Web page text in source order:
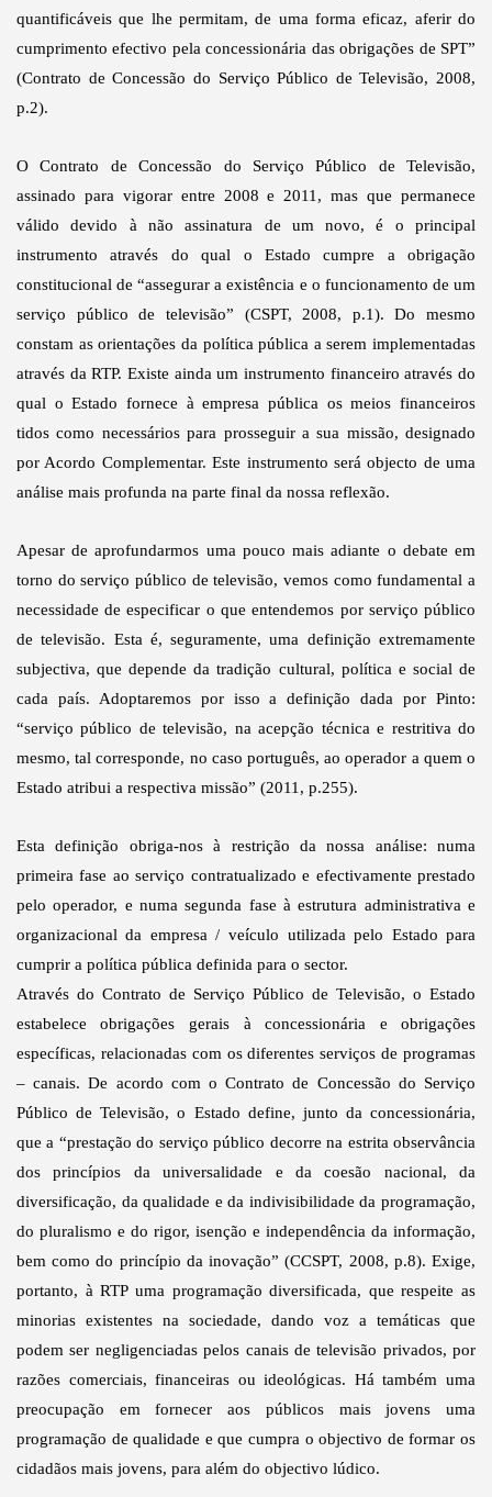
quantificáveis que lhe permitam, de uma forma eficaz, aferir do
cumprimento efectivo pela concessionária das obrigações de SPT”
(Contrato de Concessão do Serviço Público de Televisão, 2008,
p.2).
O Contrato de Concessão do Serviço Público de Televisão,
assinado para vigorar entre 2008 e 2011, mas que permanece
válido devido à não assinatura de um novo, é o principal
instrumento através do qual o Estado cumpre a obrigação
constitucional de “assegurar a existência e o funcionamento de um
serviço público de televisão” (CSPT, 2008, p.1). Do mesmo
constam as orientações da política pública a serem implementadas
através da RTP. Existe ainda um instrumento financeiro através do
qual o Estado fornece à empresa pública os meios financeiros
tidos como necessários para prosseguir a sua missão, designado
por Acordo Complementar. Este instrumento será objecto de uma
análise mais profunda na parte final da nossa reflexão.
Apesar de aprofundarmos uma pouco mais adiante o debate em
torno do serviço público de televisão, vemos como fundamental a
necessidade de especificar o que entendemos por serviço público
de televisão. Esta é, seguramente, uma definição extremamente
subjectiva, que depende da tradição cultural, política e social de
cada país. Adoptaremos por isso a definição dada por Pinto:
“serviço público de televisão, na acepção técnica e restritiva do
mesmo, tal corresponde, no caso português, ao operador a quem o
Estado atribui a respectiva missão” (2011, p.255).
Esta definição obriga-nos à restrição da nossa análise: numa
primeira fase ao serviço contratualizado e efectivamente prestado
pelo operador, e numa segunda fase à estrutura administrativa e
organizacional da empresa / veículo utilizada pelo Estado para
cumprir a política pública definida para o sector.
Através do Contrato de Serviço Público de Televisão, o Estado
estabelece obrigações gerais à concessionária e obrigações
específicas, relacionadas com os diferentes serviços de programas
– canais. De acordo com o Contrato de Concessão do Serviço
Público de Televisão, o Estado define, junto da concessionária,
que a “prestação do serviço público decorre na estrita observância
dos princípios da universalidade e da coesão nacional, da
diversificação, da qualidade e da indivisibilidade da programação,
do pluralismo e do rigor, isenção e independência da informação,
bem como do princípio da inovação” (CCSPT, 2008, p.8). Exige,
portanto, à RTP uma programação diversificada, que respeite as
minorias existentes na sociedade, dando voz a temáticas que
podem ser negligenciadas pelos canais de televisão privados, por
razões comerciais, financeiras ou ideológicas. Há também uma
preocupação em fornecer aos públicos mais jovens uma
programação de qualidade e que cumpra o objectivo de formar os
cidadãos mais jovens, para além do objectivo lúdico.